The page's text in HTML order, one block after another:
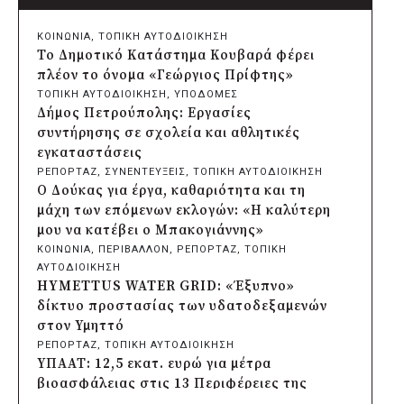
Δήμος Πατρέων: Αντικατάσταση
φωτιστικών μετά τη λεηλασία στο έλος
της Αγυιάς
πριν από μία μέρα
Δήμος Σαρωνικού: Βανδάλισαν το
εκκλησάκι της Μεταμόρφωσης του
Σωτήρος
πριν από μία μέρα
Περιφέρεια Αττικής: Έξι συμπεράσματα
για την ψηφιακή μετάβαση των
επιχειρήσεων
πριν από μία μέρα
Δήμος Σαρωνικού και ΑΡΧΕΛΩΝ
ενημερώνουν τους λουόμενους για τη
συνύπαρξη με τις θαλάσσιες χελώνες
πριν από μία μέρα
Δήμος Κυθήρων: Απαγόρευση πρόσβασης
στην παραλία Λυκοδήμου για λόγους
ασφαλείας
πριν από μία μέρα
ΚΟΙΝΩΝΙΑ ΤΟΠΙΚΗ ΑΥΤΟΔΙΟΙΚΗΣΗ
Το Δημοτικό Κατάστημα Κουβαρά φέρει
πλέον το όνομα «Γεώργιος Πρίφτης»
ΤΟΠΙΚΗ ΑΥΤΟΔΙΟΙΚΗΣΗ ΥΠΟΔΟΜΕΣ
Δήμος Πετρούπολης: Εργασίες
συντήρησης σε σχολεία και αθλητικές
εγκαταστάσεις
ΡΕΠΟΡΤΑΖ ΣΥΝΕΝΤΕΥΞΕΙΣ ΤΟΠΙΚΗ ΑΥΤΟΔΙΟΙΚΗΣΗ
Ο Δούκας για έργα, καθαριότητα και τη
μάχη των επόμενων εκλογών: «Η καλύτερη
μου να κατέβει ο Μπακογιάννης»
ΚΟΙΝΩΝΙΑ ΠΕΡΙΒΑΛΛΟΝ ΡΕΠΟΡΤΑΖ
ΤΟΠΙΚΗ
ΑΥΤΟΔΙΟΙΚΗΣΗ
HYMETTUS WATER GRID: «Έξυπνο»
δίκτυο προστασίας των υδατοδεξαμενών
στον Υμηττό
ΡΕΠΟΡΤΑΖ ΤΟΠΙΚΗ ΑΥΤΟΔΙΟΙΚΗΣΗ
ΥΠΑΑΤ: 12,5 εκατ. ευρώ για μέτρα
βιοασφάλειας στις 13 Περιφέρειες της